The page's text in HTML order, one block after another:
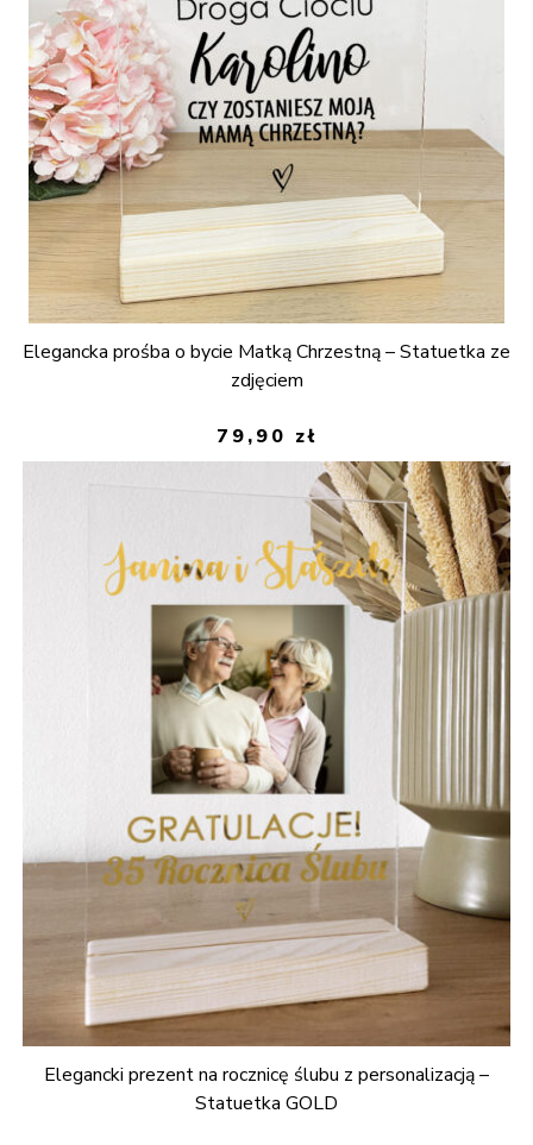
Elegancka prośba o bycie Matką Chrzestną – Statuetka ze
zdjęciem
79,90 zł
Elegancki prezent na rocznicę ślubu z personalizacją –
Statuetka GOLD